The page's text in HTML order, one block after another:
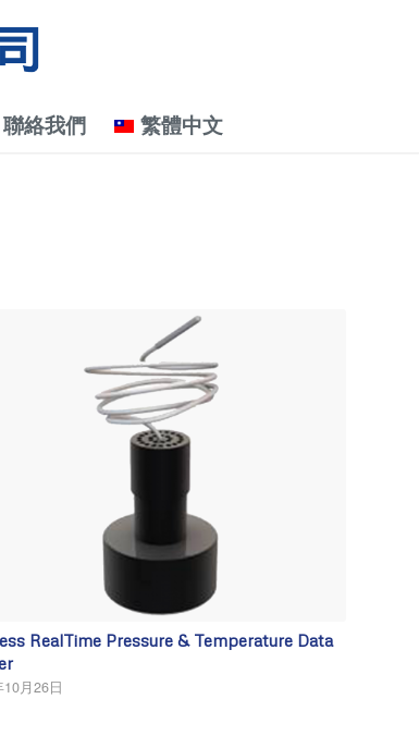
聯絡我們 繁體中文
RealTime Pressure & Temperature Data
月26日